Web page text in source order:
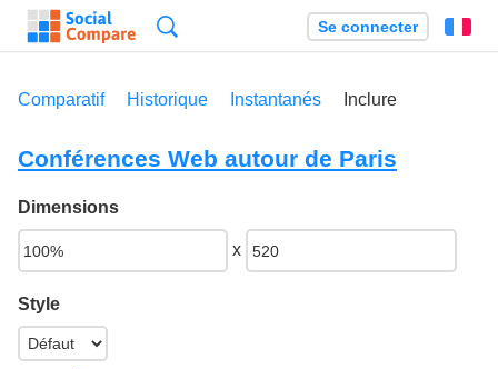
Se connecter
Comparatif Historique Instantanés Inclure
Conférences Web autour de Paris
Dimensions
x
Style